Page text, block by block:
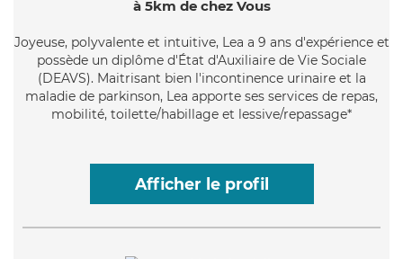
à 5km de chez Vous
Joyeuse, polyvalente et intuitive, Lea a 9 ans d'expérience et
possède un diplôme d'État d'Auxiliaire de Vie Sociale
(DEAVS). Maitrisant bien l'incontinence urinaire et la
maladie de parkinson, Lea apporte ses services de repas,
mobilité, toilette/habillage et lessive/repassage*
Afficher le profil